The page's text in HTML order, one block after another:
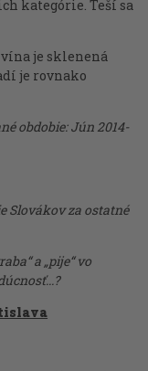
kategórie. Teší sa
je sklenená
je rovnako
obdobie: Jún 2014-
Slovákov za ostatné
a „pije“ vo